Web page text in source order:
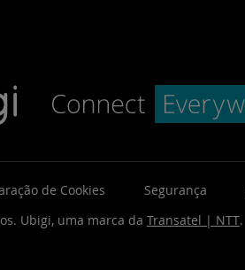
de Cookies Segurança
Ubigi, uma marca da Transatel | NTT.